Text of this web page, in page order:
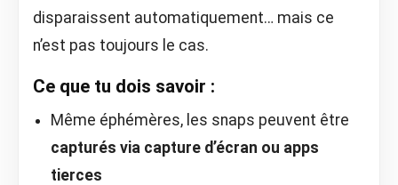
disparaissent automatiquement… mais ce
n’est pas toujours le cas.
Ce que tu dois savoir :
Même éphémères, les snaps peuvent être
capturés via capture d’écran ou apps
tierces